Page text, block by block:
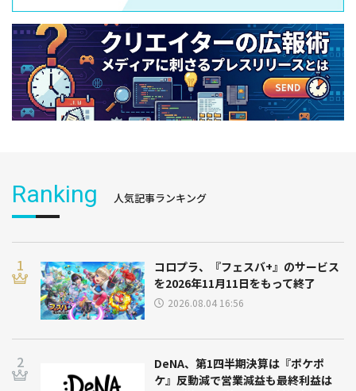
Ranking 人気記事ランキング
コロプラ、『フェスバ+』のサービス
を2026年11月11日をもって終了
2026.08.04 16:56
DeNA、第1四半期決算は『ポケポ
ケ』反動減で営業減益も最終利益は